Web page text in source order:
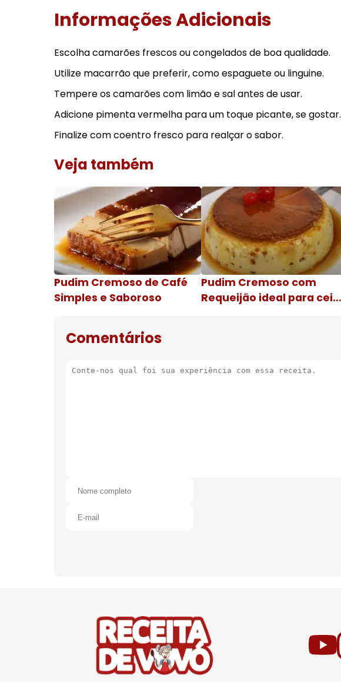
Informações Adicionais
Escolha camarões frescos ou congelados de boa qualidade.
Utilize macarrão que preferir, como espaguete ou linguine.
Tempere os camarões com limão e sal antes de usar.
Adicione pimenta vermelha para um toque picante, se gostar.
Finalize com coentro fresco para realçar o sabor.
Veja também
Pudim Cremoso de Café
Simples e Saboroso
Pudim Cremoso com
Requeijão ideal para ceia
Comentários